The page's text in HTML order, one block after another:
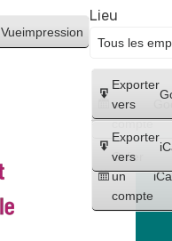
Vueimpression
Créer
un
compte
Créer
un
compte
Exporter
vers
Exporter
vers
Lieu